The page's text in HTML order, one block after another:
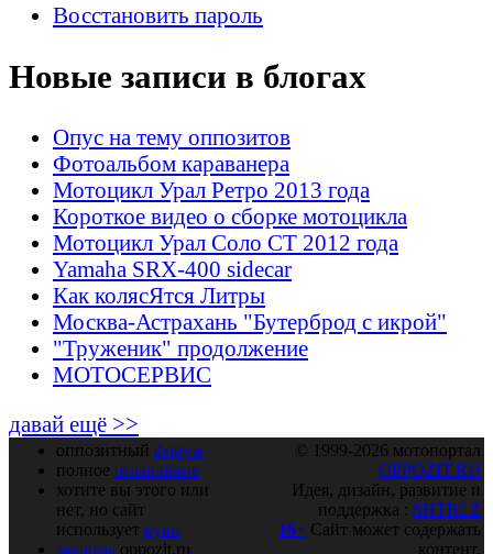
Восстановить пароль
Новые записи в блогах
Опус на тему оппозитов
Фотоальбом караванера
Мотоцикл Урал Ретро 2013 года
Короткое видео о сборке мотоцикла
Мотоцикл Урал Соло СТ 2012 года
Yamaha SRX-400 sidecar
Как колясЯтся Литры
Москва-Астрахань "Бутерброд с икрой"
"Труженик" продолжение
МОТОСЕРВИС
давай ещё >>
оппозитный форум
полное оглавление
хотите вы этого или
нет, но сайт
использует куки
закрома oppozit.ru
© 1999-2026 мотопортал
OPPOZIT.RU
Идея, дизайн, развитие и
поддержка : SHTRLZ
16+ Сайт может содержать
контент,